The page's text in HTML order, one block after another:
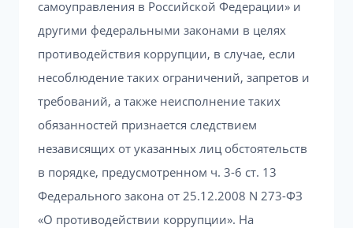
самоуправления в Российской Федерации» и
другими федеральными законами в целях
противодействия коррупции, в случае, если
несоблюдение таких ограничений, запретов и
требований, а также неисполнение таких
обязанностей признается следствием
независящих от указанных лиц обстоятельств
в порядке, предусмотренном ч. 3-6 ст. 13
Федерального закона от 25.12.2008 N 273-ФЗ
«О противодействии коррупции». На